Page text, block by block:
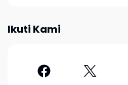
Ikuti Kami